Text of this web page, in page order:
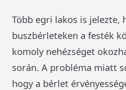
Több egri lakos is jelezte,
buszbérleteken a festék
komoly nehézséget
során. A probléma miatt
hogy a bérlet